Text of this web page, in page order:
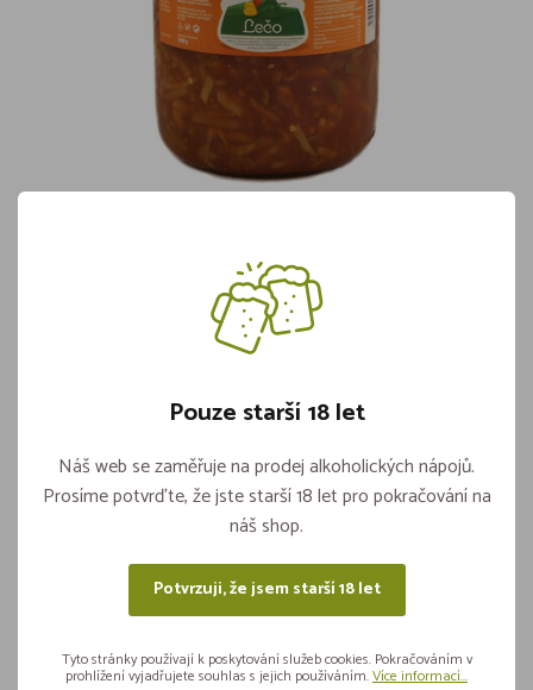
Lečo Zeleninové RAPA 3500g
Vložit do košíku
Sdílejte na sítích
Pouze starší 18 let
Náš web se zaměřuje na prodej alkoholických nápojů.
Prosíme potvrďte, že jste starší 18 let pro pokračování na
náš shop.
Potvrzuji, že jsem starší 18 let
Tyto stránky používají k poskytování služeb cookies. Pokračováním v
prohlížení vyjadřujete souhlas s jejich používáním.Více informací...